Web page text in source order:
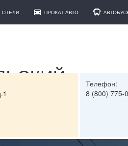
ОТЕЛИ ПРОКАТ АВТО
Телефон:
8 (800) 775-